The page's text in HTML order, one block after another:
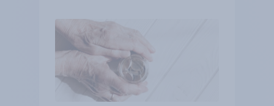
Akzeptanz